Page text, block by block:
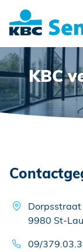
Particulieren
Ondernemers
Verenigingen
Vacatures
Veelgestelde
Contact
KBC
Dorpsstraat
9980 St-
09/